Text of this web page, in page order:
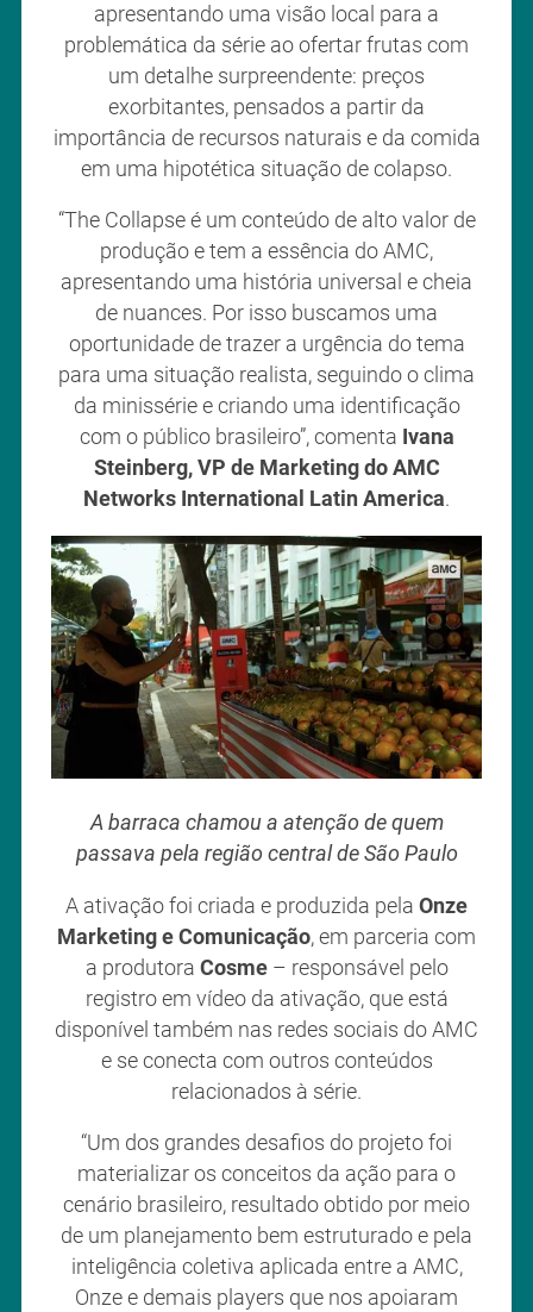
apresentando uma visão local para a
problemática da série ao ofertar frutas com
um detalhe surpreendente: preços
exorbitantes, pensados a partir da
importância de recursos naturais e da comida
em uma hipotética situação de colapso.
“The Collapse é um conteúdo de alto valor de
produção e tem a essência do AMC,
apresentando uma história universal e cheia
de nuances. Por isso buscamos uma
oportunidade de trazer a urgência do tema
para uma situação realista, seguindo o clima
da minissérie e criando uma identificação
com o público brasileiro”, comenta Ivana
Steinberg, VP de Marketing do AMC
Networks International Latin America.
A barraca chamou a atenção de quem
passava pela região central de São Paulo
A ativação foi criada e produzida pela Onze
Marketing e Comunicação, em parceria com
a produtora Cosme– responsável pelo
registro em vídeo da ativação, que está
disponível também nas redes sociais do AMC
e se conecta com outros conteúdos
relacionados à série.
“Um dos grandes desafios do projeto foi
materializar os conceitos da ação para o
cenário brasileiro, resultado obtido por meio
de um planejamento bem estruturado e pela
inteligência coletiva aplicada entre a AMC,
Onze e demais players que nos apoiaram